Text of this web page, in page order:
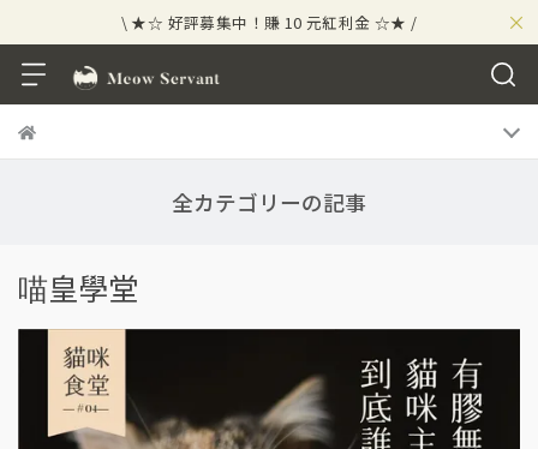
×
\ ★☆ 好評募集中！賺 10 元紅利金 ☆★ /
⟡⣠𝘄𝗲𝗹𝗰𝗼𝗺𝗲 ⁘ 新會員贈 50 元紅利金
\ ★☆ 好評募集中！賺 10 元紅利金 ☆★ /
全カテゴリーの記事
喵皇學堂